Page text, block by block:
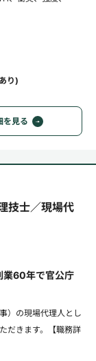
り)
を見る
技士／現場代
業60年で官公庁
）の現場代理人とし
だきます。【職務詳